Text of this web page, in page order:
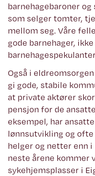
barnehagebaroner
som selger tomter,
mellom seg. Våre
gode barnehager,
Også i
gi gode, stabile
at private aktører
pensjon for de
eksempel, har
lønnsutvikling og
helger og netter enn
neste årene kommer
sykehjemsplasser i